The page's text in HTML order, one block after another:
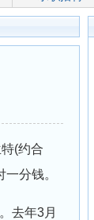
(约合
分钱。
去年3月